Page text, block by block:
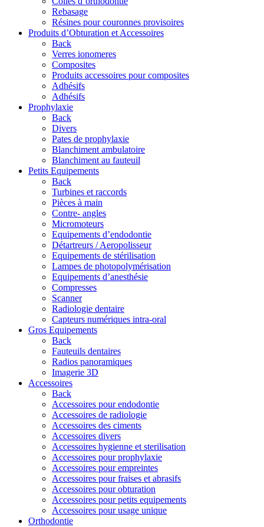
Rebasage
Résines pour couronnes provisoires
Produits d’Obturation et Accessoires
Back
Verres ionomeres
Composites
Produits accessoires pour composites
Adhésifs
Adhésifs
Prophylaxie
Back
Divers
Pates de prophylaxie
Blanchiment ambulatoire
Blanchiment au fauteuil
Petits Equipements
Back
Turbines et raccords
Pièces à main
Contre- angles
Micromoteurs
Equipements d’endodontie
Détartreurs / Aeropolisseur
Equipements de stérilisation
Lampes de photopolymérisation
Equipements d’anesthésie
Compresses
Scanner
Radiologie dentaire
Capteurs numériques intra-oral
Gros Equipements
Back
Fauteuils dentaires
Radios panoramiques
Imagerie 3D
Accessoires
Back
Accessoires pour endodontie
Accessoires de radiologie
Accessoires des ciments
Accessoires divers
Accessoires hygienne et sterilisation
Accessoires pour prophylaxie
Accessoires pour empreintes
Accessoires pour fraises et abrasifs
Accessoires pour obturation
Accessoires pour petits equipements
Accessoires pour usage unique
Orthodontie